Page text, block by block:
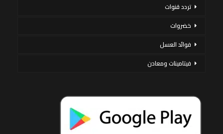
تردد قنوات
خضروات
فوائد العسل
فيتامينات ومعادن